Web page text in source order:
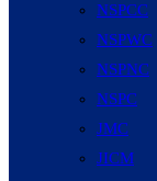
NSPCC
NSPWC
NSPNC
NSPC
JMC
JICM